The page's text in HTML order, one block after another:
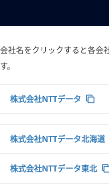
会社名をクリックすると各会
す。
株式会社NTTデータ
株式会社NTTデータ北海道
株式会社NTTデータ東北